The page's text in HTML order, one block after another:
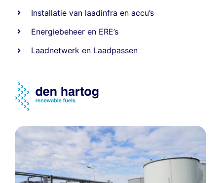
Installatie van laadinfra en accu’s
Energiebeheer en ERE’s
Laadnetwerk en Laadpassen